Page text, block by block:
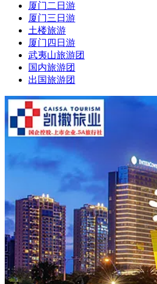
厦门二日游
厦门三日游
土楼旅游
厦门四日游
武夷山旅游团
国内旅游团
出国旅游团